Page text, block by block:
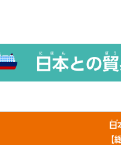
日本
にほん
との
ぼう
日
【